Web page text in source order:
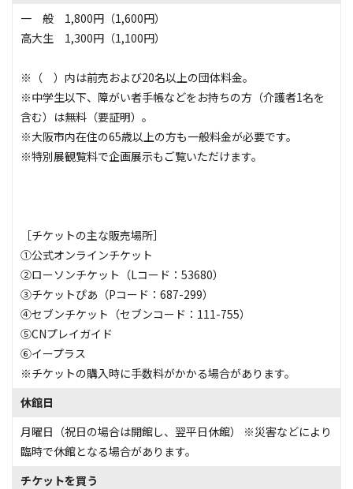
一 般 1,800円（1,600円）
高大生 1,300円（1,100円）
※（ ）内は前売および20名以上の団体料金。
※中学生以下、障がい者手帳などをお持ちの方（介護者1名を
含む）は無料（要証明）。
※大阪市内在住の65歳以上の方も一般料金が必要です。
※特別展観覧料で企画展示もご覧いただけます。
［チケットの主な販売場所］
①公式オンラインチケット
②ローソンチケット（Lコード：53680）
③チケットぴあ（Pコード：687-299）
④セブンチケット（セブンコード：111-755）
⑤CNプレイガイド
⑥イープラス
※チケットの購入時に手数料がかかる場合があります。
休館日
月曜日（祝日の場合は開館し、翌平日休館） ※災害などにより
臨時で休館となる場合があります。
チケットを買う